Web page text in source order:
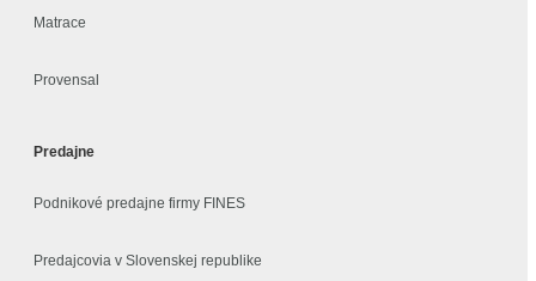
Matrace
Provensal
Predajne
Podnikové predajne firmy FINES
Predajcovia v Slovenskej republike